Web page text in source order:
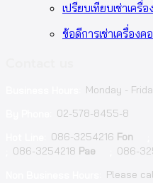
เปรียบเทียบเช่าเครื่
ข้อดีการเช่าเครื่องค
Monday -
02-578-8455-8
086-3254216 Fon
086-3254218 Pae 086-
Please